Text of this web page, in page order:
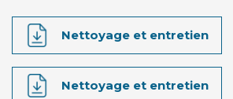
Nettoyage et entretien
Nettoyage et entretien